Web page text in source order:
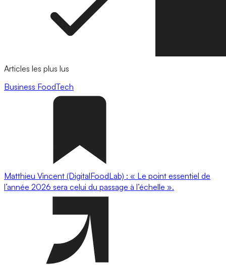
Articles les plus lus
Business FoodTech
Matthieu Vincent (DigitalFoodLab) : « Le point essentiel de
l’année 2026 sera celui du passage à l’échelle ».